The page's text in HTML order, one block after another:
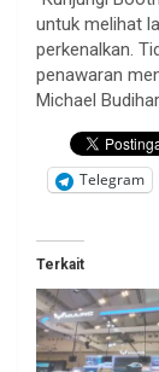
untuk melihat
perkenalkan.
penawaran
Michael
Telegram
Terkait